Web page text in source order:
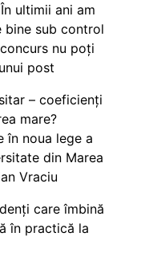
ultimii ani am
bine sub control
nu poți
post
– coeficienți
mare?
în noua lege a
din Marea
Vraciu
care îmbină
în practică la